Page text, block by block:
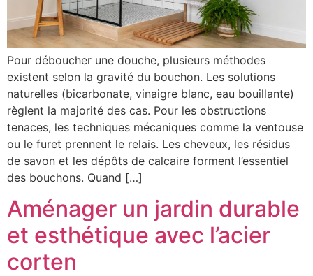
Pour déboucher une douche, plusieurs méthodes
existent selon la gravité du bouchon. Les solutions
naturelles (bicarbonate, vinaigre blanc, eau bouillante)
règlent la majorité des cas. Pour les obstructions
tenaces, les techniques mécaniques comme la ventouse
ou le furet prennent le relais. Les cheveux, les résidus
de savon et les dépôts de calcaire forment l’essentiel
des bouchons. Quand […]
Aménager un jardin durable
et esthétique avec l’acier
corten